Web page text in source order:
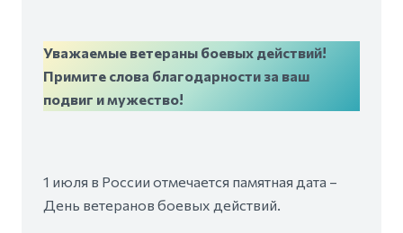
Уважаемые ветераны боевых действий!
Примите слова благодарности за ваш
подвиг и мужество!
1 июля в России отмечается памятная дата –
День ветеранов боевых действий.